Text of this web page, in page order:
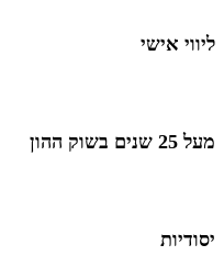
ליווי אישי
מעל 25 שנים בשוק ההון
יסודיות